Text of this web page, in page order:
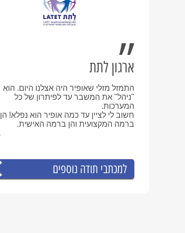
ארגון לתת
התמזל מזלי שאופיר היה אצלנו היום. הוא
"ניהל" את המשבר עד לפיתרון של כל
המערכות.
חשוב לי לציין עד כמה אופיר הוא נפלא! הן
ברמה המקצועית והן ברמה האישית.
למכתבי תודה נוספים